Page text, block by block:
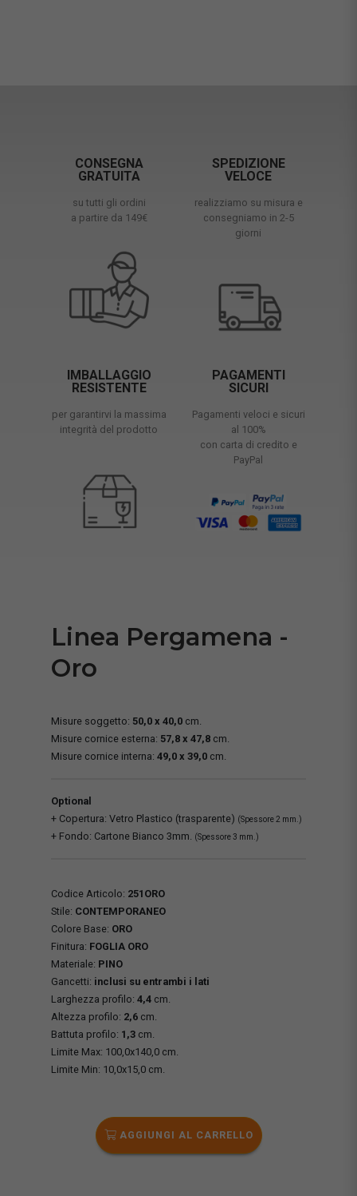
CONSEGNA
GRATUITA
su tutti gli ordini
a partire da 149€
SPEDIZIONE
VELOCE
realizziamo su misura e
consegniamo in 2-5
giorni
IMBALLAGGIO
RESISTENTE
per garantirvi la massima
integrità del prodotto
PAGAMENTI
SICURI
Pagamenti veloci e sicuri
al 100%
con carta di credito e
PayPal
Linea Pergamena -
Oro
Misure soggetto: 50,0 x 40,0 cm.
Misure cornice esterna: 57,8 x 47,8 cm.
Misure cornice interna: 49,0 x 39,0 cm.
Optional
+ Copertura: Vetro Plastico (trasparente) (Spessore 2 mm.)
+ Fondo: Cartone Bianco 3mm. (Spessore 3 mm.)
Codice Articolo: 251ORO
Stile: CONTEMPORANEO
Colore Base: ORO
Finitura: FOGLIA ORO
Materiale: PINO
Gancetti: inclusi su entrambi i lati
Larghezza profilo: 4,4 cm.
Altezza profilo: 2,6 cm.
Battuta profilo: 1,3 cm.
Limite Max: 100,0x140,0 cm.
Limite Min: 10,0x15,0 cm.
AGGIUNGI AL CARRELLO